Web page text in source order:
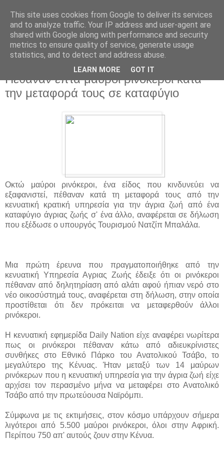
Πέθαναν επτά μαύροι ρινόκεροι κατά
την μεταφορά τους σε καταφύγιο
Οκτώ μαύροι ρινόκεροι, ένα είδος που κινδυνεύει να
εξαφανιστεί, πέθαναν κατά τη μεταφορά τους από την
κενυατική κρατική υπηρεσία για την άγρια ζωή από ένα
καταφύγιο άγριας ζωής σ' ένα άλλο, αναφέρεται σε δήλωση
που εξέδωσε ο υπουργός Τουρισμού Νατζίπ Μπαλάλα.
Μια πρώτη έρευνα που πραγματοποιήθηκε από την
κενυατική Υπηρεσία Αγριας Ζωής έδειξε ότι οι ρινόκεροι
πέθαναν από δηλητηρίαση από αλάτι αφού ήπιαν νερό στο
νέο οικοσύστημά τους, αναφέρεται στη δήλωση, στην οποία
προστίθεται ότι δεν πρόκειται να μεταφερθούν άλλοι
ρινόκεροι.
Η κενυατική εφημερίδα Daily Nation είχε αναφέρει νωρίτερα
πως οι ρινόκεροι πέθαναν κάτω από αδιευκρίνιστες
συνθήκες στο Εθνικό Πάρκο του Ανατολικού Τσάβο, το
μεγαλύτερο της Κένυας. Ήταν μεταξύ των 14 μαύρων
ρινόκερων που η κενυατική υπηρεσία για την άγρια ζωή είχε
αρχίσει τον περασμένο μήνα να μεταφέρει στο Ανατολικό
Τσάβο από την πρωτεύουσα Ναϊρόμπι.
Σύμφωνα με τις εκτιμήσεις, στον κόσμο υπάρχουν σήμερα
λιγότεροι από 5.500 μαύροι ρινόκεροι, όλοι στην Αφρική.
Περίπου 750 απ' αυτούς ζουν στην Κένυα.
This site uses cookies from Google to deliver its services
and to analyze traffic. Your IP address and user-agent are
shared with Google along with performance and security
metrics to ensure quality of service, generate usage
statistics, and to detect and address abuse.
LEARN MORE GOT IT